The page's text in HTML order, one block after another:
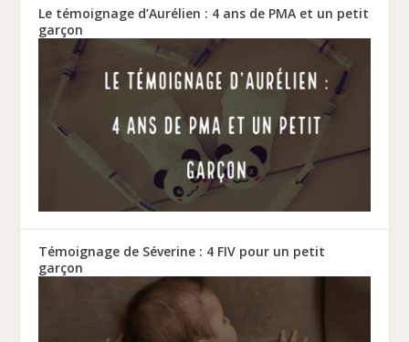
Le témoignage d’Aurélien : 4 ans de PMA et un petit
garçon
Témoignage de Séverine : 4 FIV pour un petit
garçon